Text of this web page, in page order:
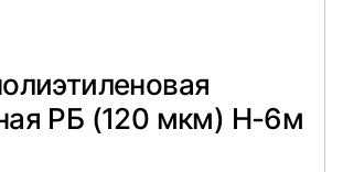
РБ (120 мкм) Н-6м